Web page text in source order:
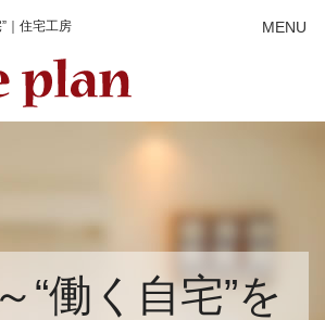
｜住宅工房
“働く自宅”を